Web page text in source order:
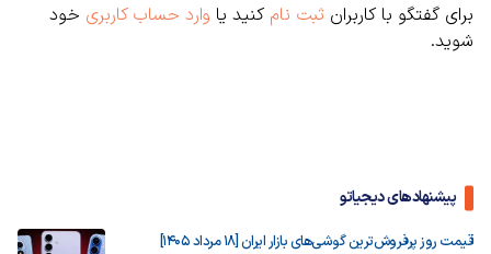
برای گفتگو با کاربران ثبت نام کنید یا وارد حساب کاربری خود
شوید.
پیشنهادهای دیجیاتو
قیمت روز پرفروش‌ترین گوشی‌های بازار ایران [18 مرداد 1405]